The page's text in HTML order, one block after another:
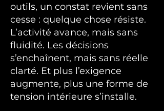
outils, un constat revient sans
cesse : quelque chose résiste.
L’activité avance, mais sans
fluidité. Les décisions
s’enchaînent, mais sans réelle
clarté. Et plus l’exigence
augmente, plus une forme de
tension intérieure s’installe.